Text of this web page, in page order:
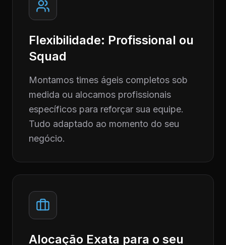
Flexibilidade: Profissional ou
Squad
Montamos times ágeis completos sob
medida ou alocamos profissionais
específicos para reforçar sua equipe.
Tudo adaptado ao momento do seu
negócio.
Alocação Exata para o seu